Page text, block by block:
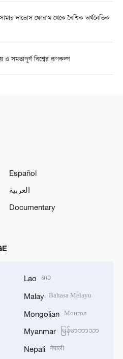
দাভোস ফোরাম থেকে বৈশ্বিক অর্থনৈতিক
ও সমতাপূর্ণ বিশ্বের রূপকল্প
Español
العربية
Documentary
Lao ລາວ
Malay Bahasa Melayu
Mongolian Монгол
Myanmar မြန်မာဘာသာ
Nepali नेपाली